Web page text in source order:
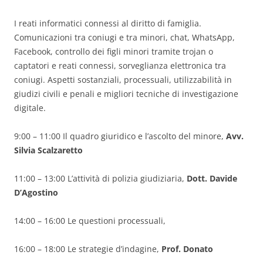
I reati informatici connessi al diritto di famiglia.
Comunicazioni tra coniugi e tra minori, chat, WhatsApp,
Facebook, controllo dei figli minori tramite trojan o
captatori e reati connessi, sorveglianza elettronica tra
coniugi. Aspetti sostanziali, processuali, utilizzabilità in
giudizi civili e penali e migliori tecniche di investigazione
digitale.
9:00 – 11:00 Il quadro giuridico e l’ascolto del minore, Avv.
Silvia Scalzaretto
11:00 – 13:00 L’attività di polizia giudiziaria, Dott. Davide
D’Agostino
14:00 – 16:00 Le questioni processuali,
16:00 – 18:00 Le strategie d’indagine, Prof. Donato